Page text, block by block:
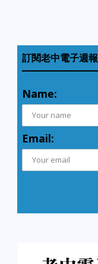
訂閱老中電子週報
Name:
Email: